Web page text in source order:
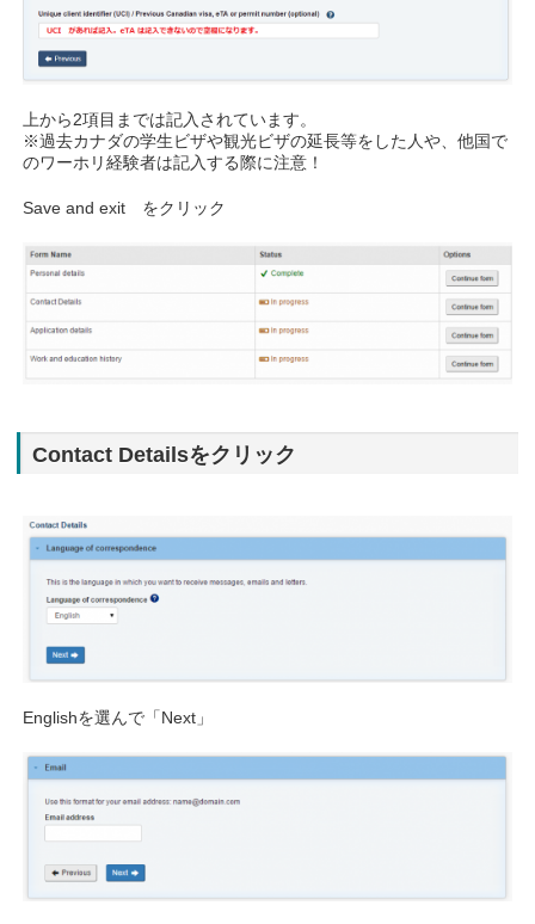
上から2項目までは記入されています。
※過去カナダの学生ビザや観光ビザの延長等をした人や、他国で
のワーホリ経験者は記入する際に注意！
Save and exit をクリック
Contact Detailsをクリック
Englishを選んで「Next」